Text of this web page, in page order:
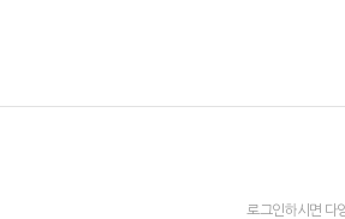
로그인하시면 다